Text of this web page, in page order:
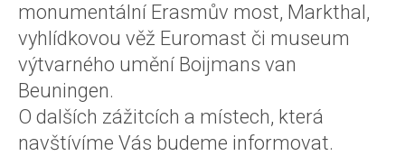
monumentální Erasmův most, Markthal,
vyhlídkovou věž Euromast či museum
výtvarného umění Boijmans van
Beuningen.
O dalších zážitcích a místech, která
navštívíme Vás budeme informovat.